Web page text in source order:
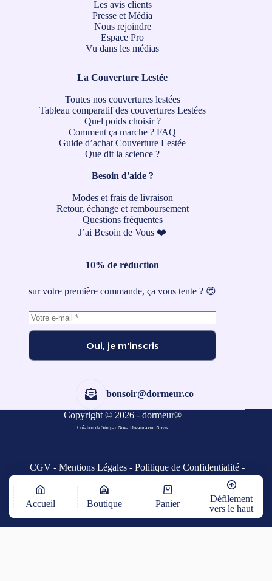
Les avis clients
Presse et Média
Nous rejoindre
Espace Pro
Vu dans les médias
La Couverture Lestée
Toutes nos couvertures lestées
Tableau comparatif des couvertures Lestées
Quel poids choisir ?
Comment ça marche ? FAQ
Guide d’achat Couverture Lestée
Que dit la science ?
Besoin d'aide ?
Modes et frais de livraison
Retour, échange et remboursement
Questions fréquentes
J’ai Besoin de Vous ❤️
10% de réduction
sur votre première commande, ça vous tente ? 😍
Oui, je m'inscris
bonsoir@dormeur.co
Copyright © 2026 - dormeur®
Création de Site par Nova Dream avecNovis
CGV -Mentions Légales -Politique de Confidentialité -
Politique relative aux Cookies
Accueil Boutique Panier
Défilement
vers le haut